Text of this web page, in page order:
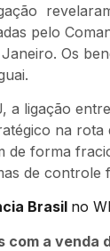
pelo
Os
a ligação
na
de forma
de controle
Brasil no
com a venda